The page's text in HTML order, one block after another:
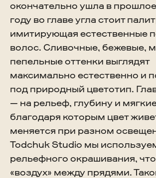
окончательно ушла в
году во главе угла стоит
имитирующая естественные
волос. Сливочные, бежевые,
пепельные оттенки выглядят
максимально естественно и
под природный цветотип.
— на рельеф, глубину и
благодаря которым цвет
меняется при разном
Todchuk Studio мы
рельефного окрашивания,
«воздух» между прядями.